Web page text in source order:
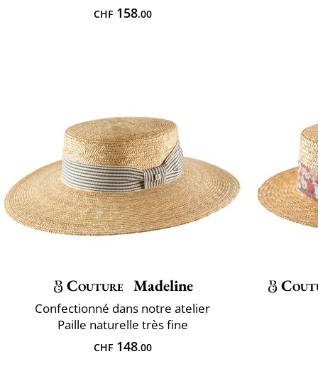
CHF158.00
Couture Madeline
Confectionné dans notre atelier
Paille naturelle très fine
CHF148.00